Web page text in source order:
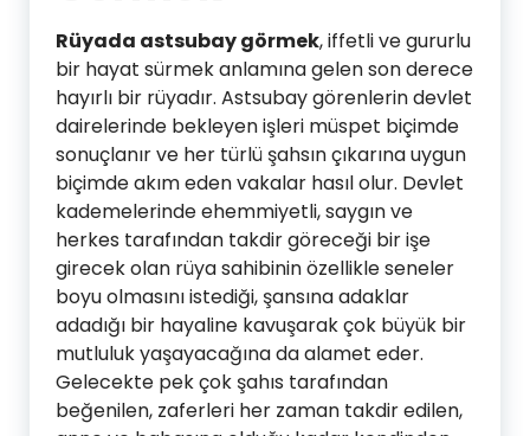
Rüyada astsubay görmek, iffetli ve gururlu
bir hayat sürmek anlamına gelen son derece
hayırlı bir rüyadır. Astsubay görenlerin devlet
dairelerinde bekleyen işleri müspet biçimde
sonuçlanır ve her türlü şahsın çıkarına uygun
biçimde akım eden vakalar hasıl olur. Devlet
kademelerinde ehemmiyetli, saygın ve
herkes tarafından takdir göreceği bir işe
girecek olan rüya sahibinin özellikle seneler
boyu olmasını istediği, şansına adaklar
adadığı bir hayaline kavuşarak çok büyük bir
mutluluk yaşayacağına da alamet eder.
Gelecekte pek çok şahıs tarafından
beğenilen, zaferleri her zaman takdir edilen,